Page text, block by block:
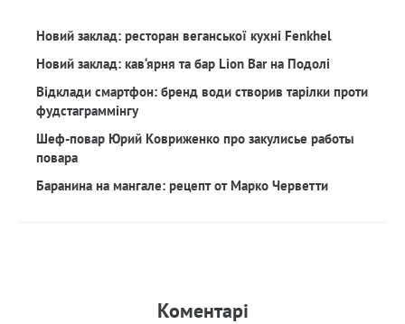
Новий заклад: ресторан веганської кухні Fenkhel
Новий заклад: кав‘ярня та бар Lion Bar на Подолі
Відклади смартфон: бренд води створив тарілки проти
фудстаграммінгу
Шеф-повар Юрий Ковриженко про закулисье работы
повара
Баранина на мангале: рецепт от Марко Черветти
Коментарi